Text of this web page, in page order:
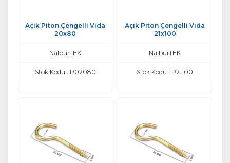
Açık Piton Çengelli Vida
20x80
NalburTEK
Stok Kodu : P02080
Açık Piton Çengelli Vida
21x100
NalburTEK
Stok Kodu : P21100